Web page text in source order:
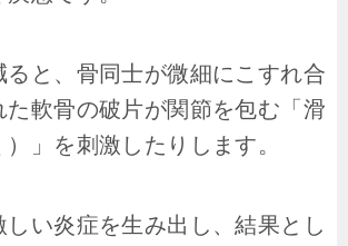
ると、骨同士が微細にこすれ合
た軟骨の破片が関節を包む「滑
」を刺激したりします。
しい炎症を生み出し、結果とし